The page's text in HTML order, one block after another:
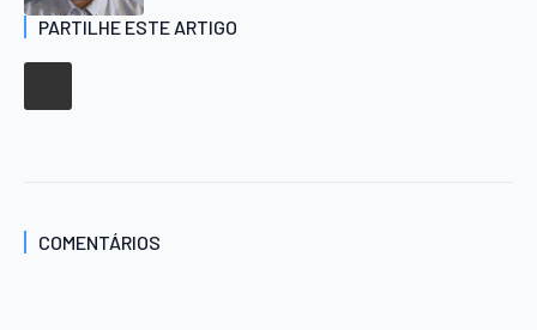
PARTILHE ESTE ARTIGO
COMENTÁRIOS